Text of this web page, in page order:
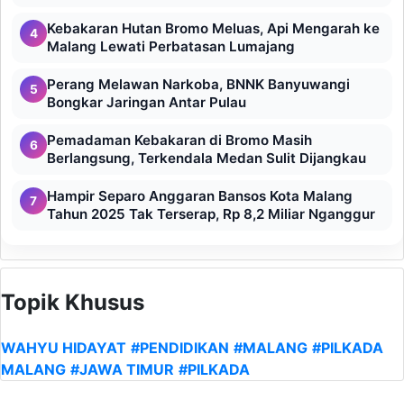
4
Kebakaran Hutan Bromo Meluas, Api Mengarah ke
Malang Lewati Perbatasan Lumajang
5
Perang Melawan Narkoba, BNNK Banyuwangi
Bongkar Jaringan Antar Pulau
6
Pemadaman Kebakaran di Bromo Masih
Berlangsung, Terkendala Medan Sulit Dijangkau
7
Hampir Separo Anggaran Bansos Kota Malang
Tahun 2025 Tak Terserap, Rp 8,2 Miliar Nganggur
Topik Khusus
WAHYU HIDAYAT #PENDIDIKAN #MALANG #PILKADA
MALANG #JAWA TIMUR #PILKADA